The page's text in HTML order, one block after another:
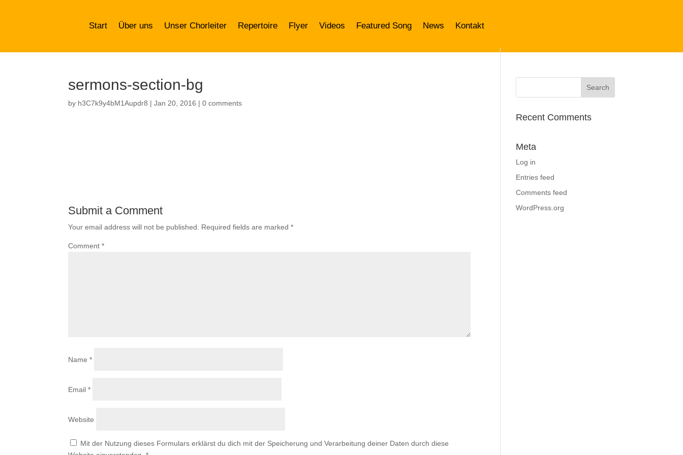
Start Über uns Unser Chorleiter Repertoire Flyer Videos Featured Song News Kontakt
sermons-section-bg
by h3C7k9y4bM1Aupdr8 |Jan 20, 2016 |0 comments
Submit a Comment
Your email address will not be published. Required fields are marked*
Comment*
Name*
Email*
Website
Mit der Nutzung dieses Formulars erklärst du dich mit der Speicherung und Verarbeitung deiner Daten durch diese
Recent Comments
Meta
Log in
Entries feed
Comments feed
WordPress.org